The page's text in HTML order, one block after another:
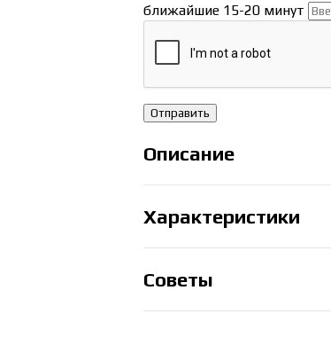
ближайшие 15-20 минут
Отправить
Описание
Характеристики
Советы